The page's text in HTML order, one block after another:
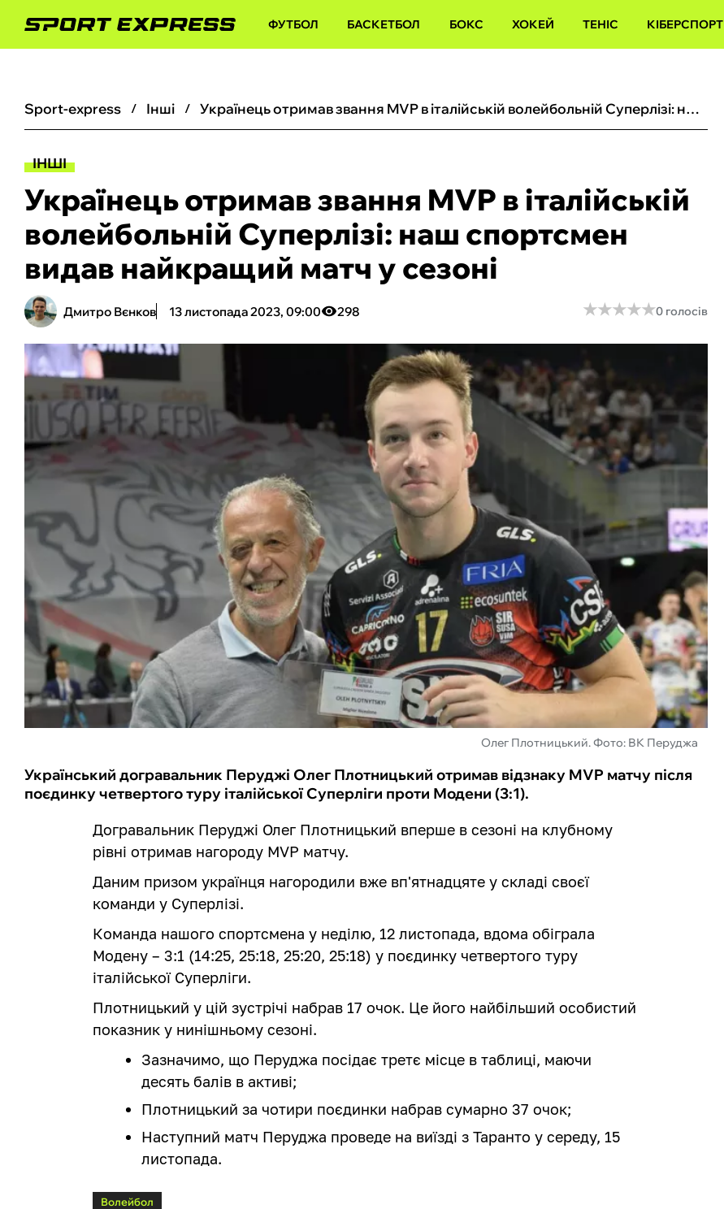
ФУТБОЛ БАСКЕТБОЛ БОКС ХОКЕЙ ТЕНІС КІБЕРСПОРТ
sport-express інші Українець отримав звання MVP в італійській волейбольній Суперлізі: наш спортсмен видав найкращий матч у сезоні
ІНШІ
Українець отримав звання MVP в італійській
волейбольній Суперлізі: наш спортсмен
видав найкращий матч у сезоні
Дмитро Вєнков 13 листопада 2023, 09:00 298 ★★★★★
★★★★★0 голосів
Олег Плотницький. Фото: ВК Перуджа
Український догравальник Перуджі Олег Плотницький отримав відзнаку MVP матчу після
поєдинку четвертого туру італійської Суперліги проти Модени (3:1).
Догравальник Перуджі Олег Плотницький вперше в сезоні на клубному
рівні отримав нагороду MVP матчу.
Даним призом українця нагородили вже вп'ятнадцяте у складі своєї
команди у Суперлізі.
Команда нашого спортсмена у неділю, 12 листопада, вдома обіграла
Модену – 3:1 (14:25, 25:18, 25:20, 25:18) у поєдинку четвертого туру
італійської Суперліги.
Плотницький у цій зустрічі набрав 17 очок. Це його найбільший особистий
показник у нинішньому сезоні.
Зазначимо, що Перуджа посідає третє місце в таблиці, маючи
десять балів в активі;
Плотницький за чотири поєдинки набрав сумарно 37 очок;
Наступний матч Перуджа проведе на виїзді з Таранто у середу, 15
листопада.
Волейбол